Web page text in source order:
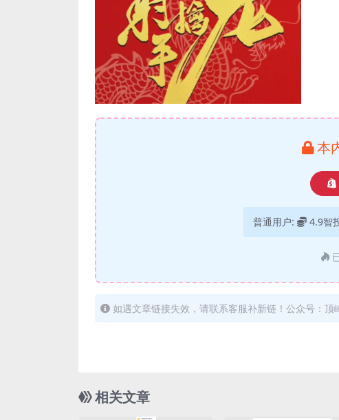
本
普通用户: 4.9智
如遇文章链接失效，请联系客服补新链！公众号：顶
相关文章